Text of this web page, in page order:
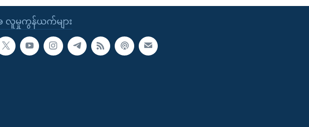
လူမှုကွန်ယက်များ